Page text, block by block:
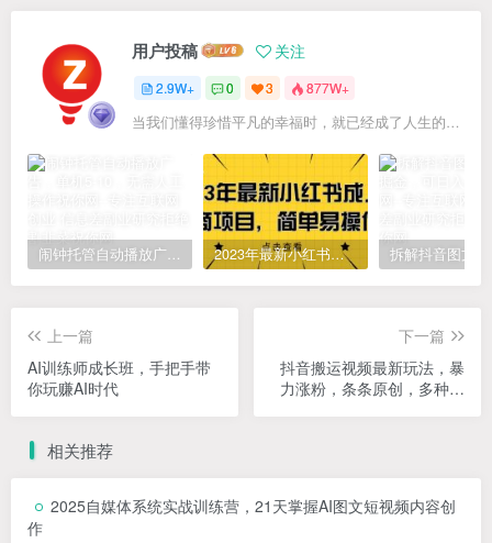
用户投稿 关注
2.9W+ 0 3 877W+
当我们懂得珍惜平凡的幸福时，就已经成了人生的赢家
闹钟托管自动播放广告，单机5-10，无需人工操作 2023年最新小红书成人电商项目，简单易操作【详细教程】
上一篇
AI训练师成长班，手把手带
你玩赚AI时代
下一篇
抖音搬运视频最新玩法，暴
力涨粉，条条原创，多种变
相关推荐
2025自媒体系统实战训练营，21天掌握AI图文短视频内容创
作